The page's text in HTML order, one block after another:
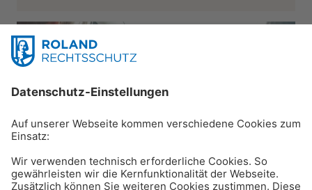
Reisen & Verkehr